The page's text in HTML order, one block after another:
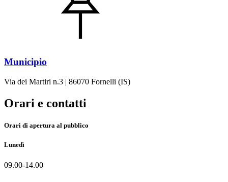
Municipio
Via dei Martiri n.3 | 86070 Fornelli (IS)
Orari e contatti
Orari di apertura al pubblico
Lunedì
09.00-14.00